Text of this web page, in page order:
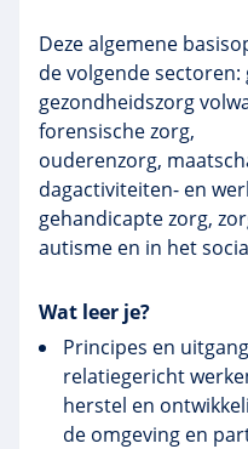
Deze algemene
de volgende sectoren:
gezondheidszorg
forensische zorg,
ouderenzorg,
dagactiviteiten- en
gehandicapte zorg,
autisme en in het
Wat leer je?
Principes en
relatiegericht
herstel en
de omgeving en